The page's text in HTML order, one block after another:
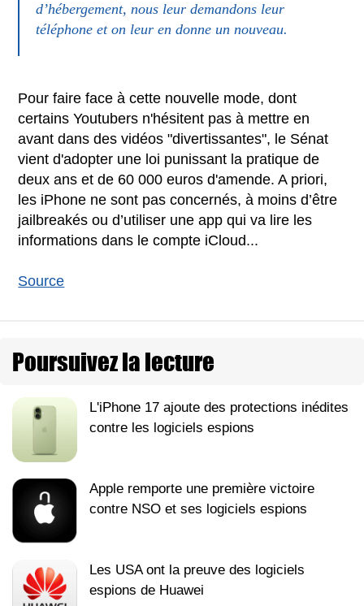
d’hébergement, nous leur demandons leur
téléphone et on leur en donne un nouveau.
Pour faire face à cette nouvelle mode, dont
certains Youtubers n'hésitent pas à mettre en
avant dans des vidéos "divertissantes", le Sénat
vient d'adopter une loi punissant la pratique de
deux ans et de 60 000 euros d'amende. A priori,
les iPhone ne sont pas concernés, à moins d’être
jailbreakés ou d’utiliser une app qui va lire les
informations dans le compte iCloud...
Source
Poursuivez la lecture
L'iPhone 17 ajoute des protections inédites
contre les logiciels espions
Apple remporte une première victoire
contre NSO et ses logiciels espions
Les USA ont la preuve des logiciels
espions de Huawei